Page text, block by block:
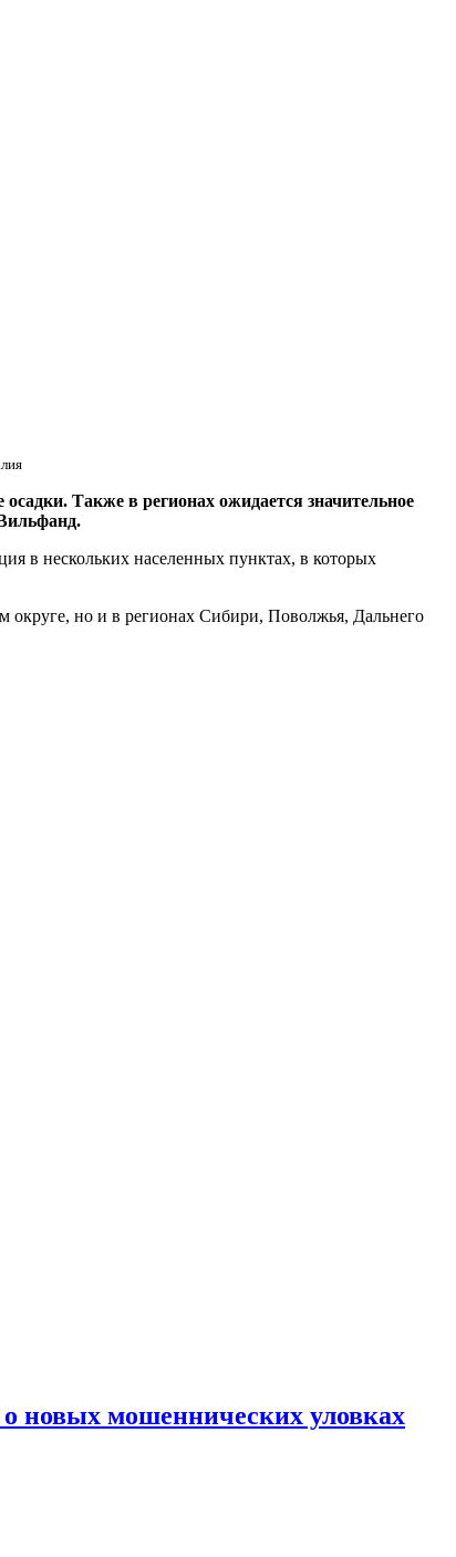
Также в регионах ожидается значительное
в нескольких населенных пунктах, в которых
округе, но и в регионах Сибири, Поволжья, Дальнего
новых мошеннических уловках